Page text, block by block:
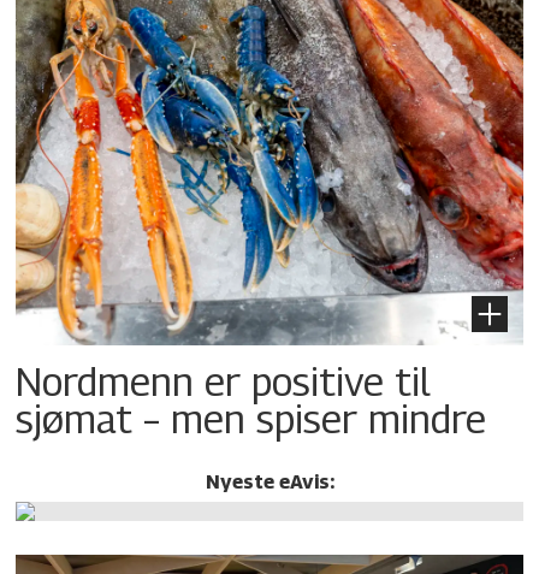
Nordmenn er positive til
sjømat – men spiser mindre
Nyeste eAvis: